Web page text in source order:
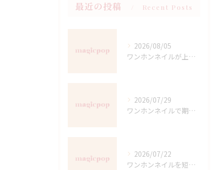
最近の投稿 Recent Posts
2026/08/05
ワンホンネイルが上手な愛知県名古屋市西区名駅の魅力と選び方ガイド
2026/07/29
ワンホンネイルで期待する印象と男ウケも叶える選び方ガイド
2026/07/22
ワンホンネイルを短時間で楽しむ愛知県名古屋市西区庄内通の最新施術方法とサロン選び